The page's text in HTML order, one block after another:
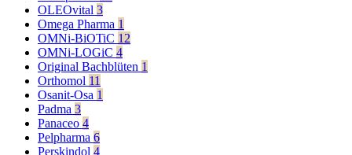
OLEOvital 3
Omega Pharma 1
OMNi-BiOTiC 12
OMNi-LOGiC 4
Original Bachblüten 1
Orthomol 11
Osanit-Osa 1
Padma 3
Panaceo 4
Pelpharma 6
Perskindol 4